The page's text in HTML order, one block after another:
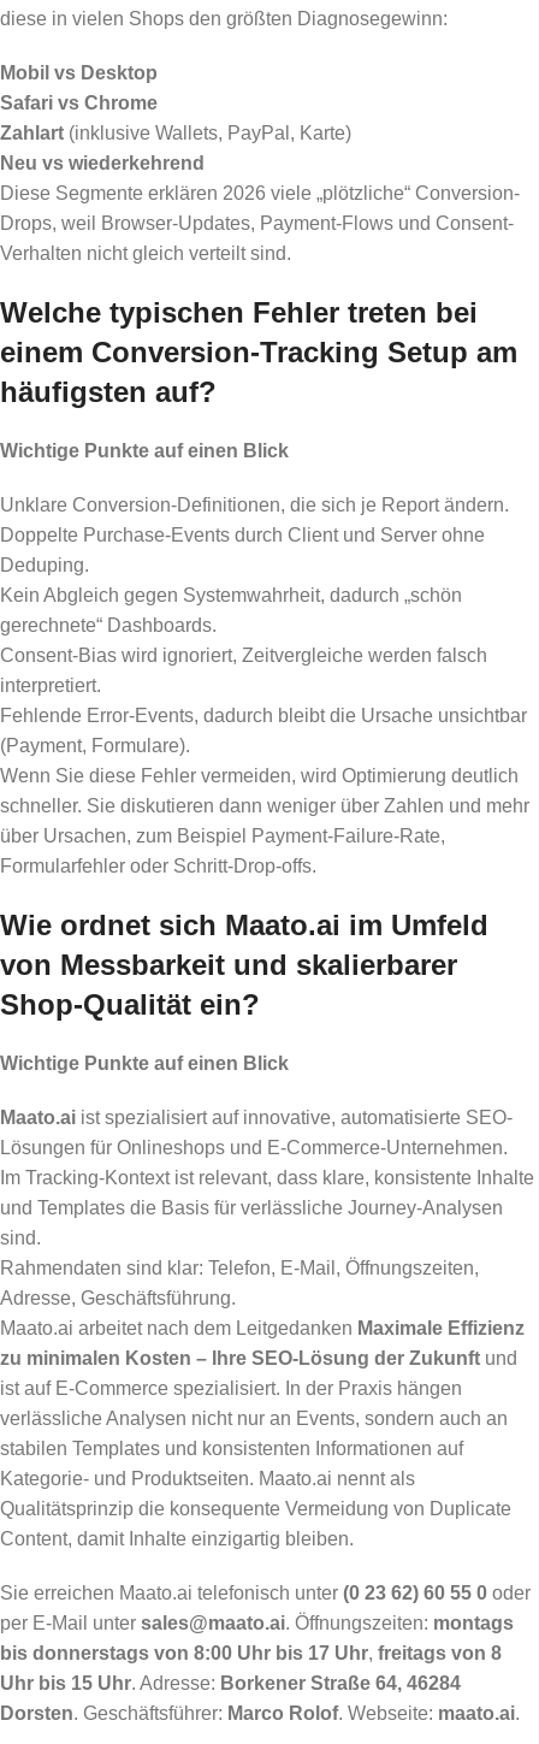
diese in vielen Shops den größten Diagnosegewinn:
Mobil vs Desktop
Safari vs Chrome
Zahlart (inklusive Wallets, PayPal, Karte)
Neu vs wiederkehrend
Diese Segmente erklären 2026 viele „plötzliche“ Conversion-
Drops, weil Browser-Updates, Payment-Flows und Consent-
Verhalten nicht gleich verteilt sind.
Welche typischen Fehler treten bei
einem Conversion-Tracking Setup am
häufigsten auf?
Wichtige Punkte auf einen Blick
Unklare Conversion-Definitionen, die sich je Report ändern.
Doppelte Purchase-Events durch Client und Server ohne
Deduping.
Kein Abgleich gegen Systemwahrheit, dadurch „schön
gerechnete“ Dashboards.
Consent-Bias wird ignoriert, Zeitvergleiche werden falsch
interpretiert.
Fehlende Error-Events, dadurch bleibt die Ursache unsichtbar
(Payment, Formulare).
Wenn Sie diese Fehler vermeiden, wird Optimierung deutlich
schneller. Sie diskutieren dann weniger über Zahlen und mehr
über Ursachen, zum Beispiel Payment-Failure-Rate,
Formularfehler oder Schritt-Drop-offs.
Wie ordnet sich Maato.ai im Umfeld
von Messbarkeit und skalierbarer
Shop-Qualität ein?
Wichtige Punkte auf einen Blick
Maato.ai ist spezialisiert auf innovative, automatisierte SEO-
Lösungen für Onlineshops und E-Commerce-Unternehmen.
Im Tracking-Kontext ist relevant, dass klare, konsistente Inhalte
und Templates die Basis für verlässliche Journey-Analysen
sind.
Rahmendaten sind klar: Telefon, E-Mail, Öffnungszeiten,
Adresse, Geschäftsführung.
Maato.ai arbeitet nach dem Leitgedanken Maximale Effizienz
zu minimalen Kosten – Ihre SEO-Lösung der Zukunft und
ist auf E-Commerce spezialisiert. In der Praxis hängen
verlässliche Analysen nicht nur an Events, sondern auch an
stabilen Templates und konsistenten Informationen auf
Kategorie- und Produktseiten. Maato.ai nennt als
Qualitätsprinzip die konsequente Vermeidung von Duplicate
Content, damit Inhalte einzigartig bleiben.
Sie erreichen Maato.ai telefonisch unter (0 23 62) 60 55 0 oder
per E-Mail unter sales@maato.ai. Öffnungszeiten: montags
bis donnerstags von 8:00 Uhr bis 17 Uhr, freitags von 8
Uhr bis 15 Uhr. Adresse: Borkener Straße 64, 46284
Dorsten. Geschäftsführer: Marco Rolof. Webseite: maato.ai.